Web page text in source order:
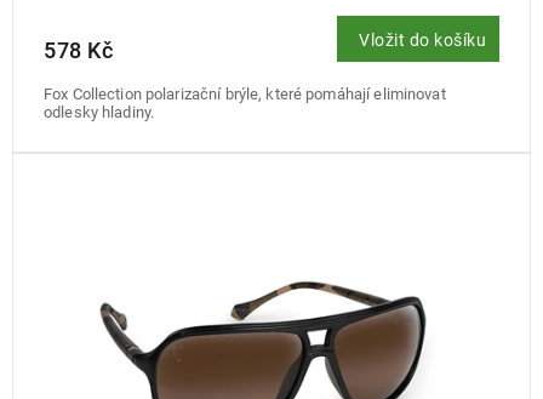
578 Kč Vložit do košíku
Fox Collection polarizační brýle, které pomáhají eliminovat
odlesky hladiny.